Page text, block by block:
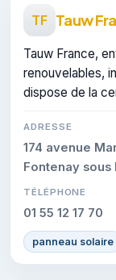
TF Tauw
Tauw France,
renouvelables,
dispose de la
ADRESSE
174 avenue
Fontenay sous
TÉLÉPHONE
01 55 12 17 70
panneau solaire